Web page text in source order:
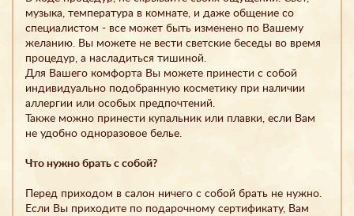
музыка, температура в комнате, и даже общение со
специалистом - все может быть изменено по Вашему
желанию. Вы можете не вести светские беседы во время
процедур, а насладиться тишиной.
Для Вашего комфорта Вы можете принести с собой
индивидуально подобранную косметику при наличии
аллергии или особых предпочтений.
Также можно принести купальник или плавки, если Вам
не удобно одноразовое белье.
Что нужно брать с собой?
Перед приходом в салон ничего с собой брать не нужно.
Если Вы приходите по подарочному сертификату, Вам